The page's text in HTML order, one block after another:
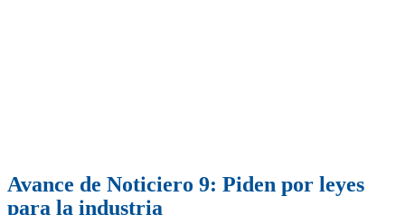
Avance de Noticiero 9: Piden por leyes
para la industria